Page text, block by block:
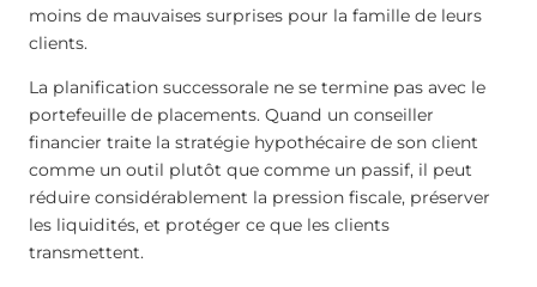
moins de mauvaises surprises pour la famille de leurs
clients.
La planification successorale ne se termine pas avec le
portefeuille de placements. Quand un conseiller
financier traite la stratégie hypothécaire de son client
comme un outil plutôt que comme un passif, il peut
réduire considérablement la pression fiscale, préserver
les liquidités, et protéger ce que les clients
transmettent.